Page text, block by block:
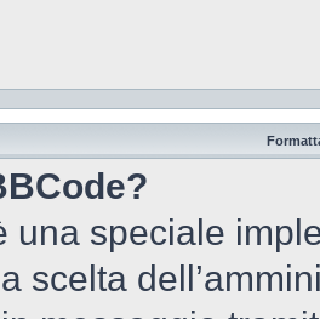
una speciale
scelta